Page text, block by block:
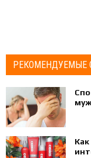
РЕКОМЕНДУЕМЫЕ